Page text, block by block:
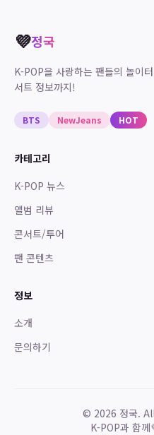
💜정국
K-POP을 사랑하는 팬들의 놀이
서트 정보까지!
BTS NewJeans HOT
카테고리
K-POP 뉴스
앨범 리뷰
콘서트/투어
팬 콘텐츠
정보
소개
문의하기
© 2026 정국.
K-POP과 함께